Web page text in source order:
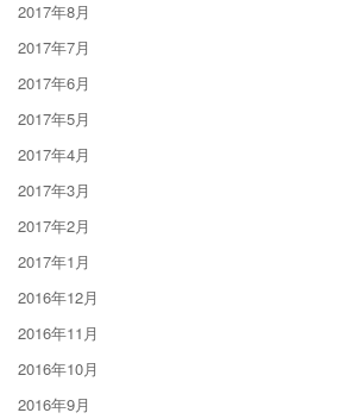
2017年8月
2017年7月
2017年6月
2017年5月
2017年4月
2017年3月
2017年2月
2017年1月
2016年12月
2016年11月
2016年10月
2016年9月